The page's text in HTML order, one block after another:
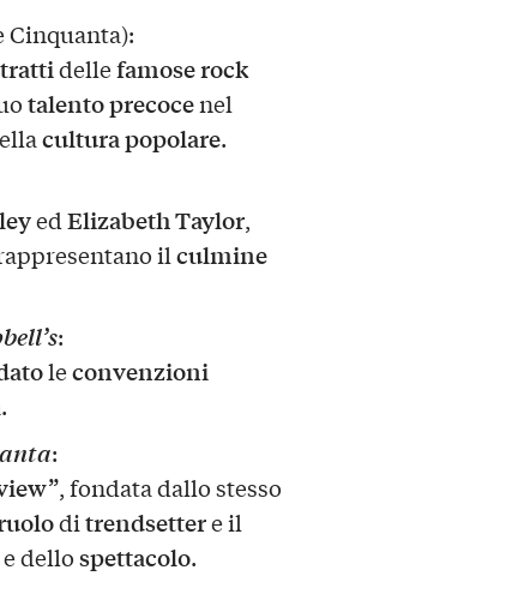
Cinquanta):
dellefamose rock
talento precocenel
cultura popolare.
ed Elizabeth Taylor,
ilculmine
:
leconvenzioni
.
:
, fondata dallo stesso
ditrendsettere il
e dellospettacolo.